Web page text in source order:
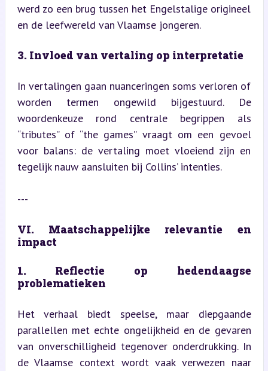
werd zo een brug tussen het Engelstalige origineel
en de leefwereld van Vlaamse jongeren.
3. Invloed van vertaling op interpretatie
In vertalingen gaan nuanceringen soms verloren of
worden termen ongewild bijgestuurd. De
woordenkeuze rond centrale begrippen als
“tributes” of “the games” vraagt om een gevoel
voor balans: de vertaling moet vloeiend zijn en
tegelijk nauw aansluiten bij Collins’ intenties.
---
VI. Maatschappelijke relevantie en
impact
1. Reflectie op hedendaagse
problematieken
Het verhaal biedt speelse, maar diepgaande
parallellen met echte ongelijkheid en de gevaren
van onverschilligheid tegenover onderdrukking. In
de Vlaamse context wordt vaak verwezen naar